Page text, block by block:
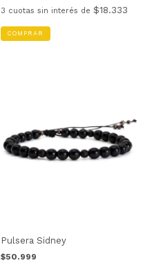
3 cuotas sin interés de $18.333
Pulsera Sidney
$50.999